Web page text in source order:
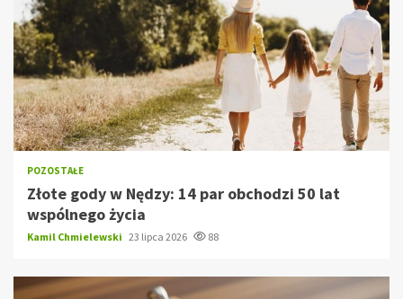
POZOSTAŁE
Złote gody w Nędzy: 14 par obchodzi 50 lat
wspólnego życia
Kamil Chmielewski 23 lipca 2026 88